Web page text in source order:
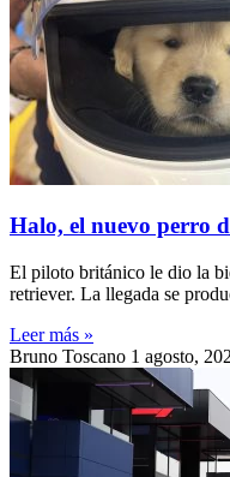
Halo, el nuevo perro
El piloto británico le dio la
retriever. La llegada se
Leer más »
Bruno Toscano 1 agosto,